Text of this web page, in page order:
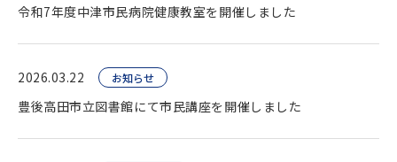
令和7年度中津市民病院健康教室を開催しました
2026.03.22 お知らせ
豊後高田市立図書館にて市民講座を開催しました